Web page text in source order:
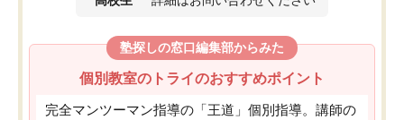
塾探しの窓口編集部からみた
個別教室のトライのおすすめポイント
完全マンツーマン指導の「王道」個別指導。講師の